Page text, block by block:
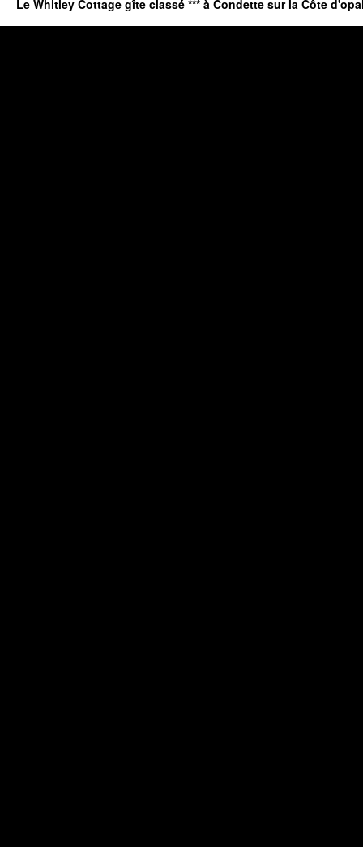
Le Whitley Cottage gîte classé *** à Condette sur la Côte